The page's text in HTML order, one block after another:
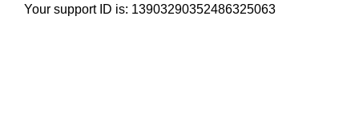
Your support ID is: 13903290352486325063